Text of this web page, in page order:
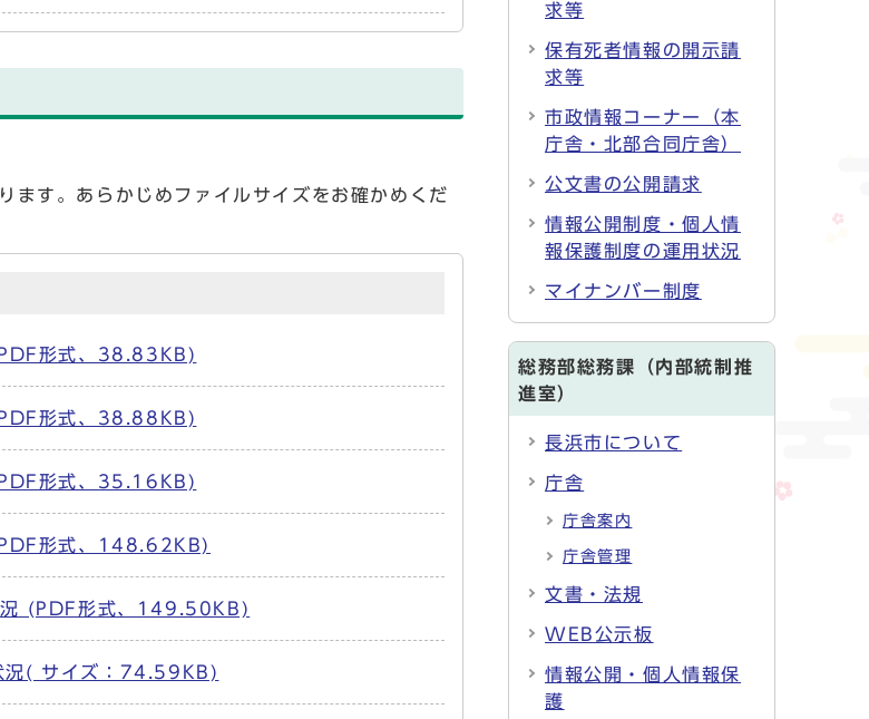
ます。あらかじめファイルサイズをお確かめくだ
形式、38.83KB)
形式、38.88KB)
形式、35.16KB)
形式、148.62KB)
況 (PDF形式、149.50KB)
況( サイズ：74.59KB)
求等
保有死者情報の開示請
求等
市政情報コーナー（本
庁舎・北部合同庁舎）
公文書の公開請求
情報公開制度・個人情
報保護制度の運用状況
マイナンバー制度
総務部総務課（内部統制推
進室）
長浜市について
庁舎
庁舎案内
庁舎管理
文書・法規
WEB公示板
情報公開・個人情報保
護